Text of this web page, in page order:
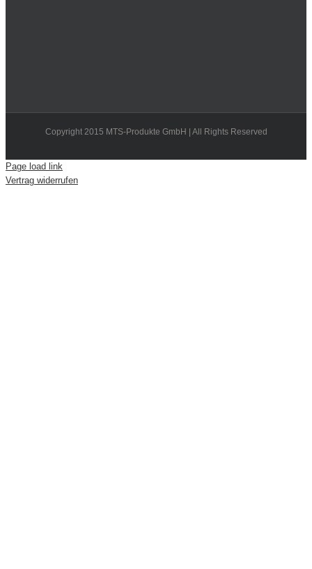
Copyright 2015 MTS-Produkte GmbH | All Rights Reserved
Page load link
Vertrag widerrufen